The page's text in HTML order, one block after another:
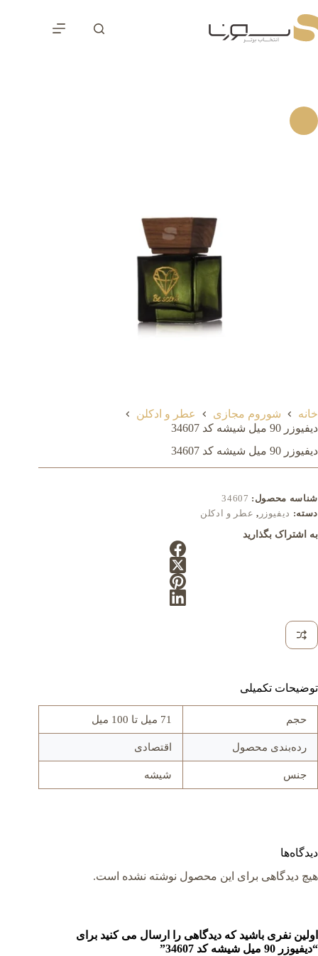
به
محتوا
خانه شوروم مجازی
عطر و ادکلن
دیفیوزر 90 میل شيشه کد 34607
دیفیوزر 90 میل شيشه کد 34607
شناسه محصول: 34607
دسته: دیفیوزر , عطر و ادکلن
به اشتراک بگذارید
توضیحات تکمیلی
حجم 71 میل تا 100 میل
رده‌بندی محصول اقتصادی
جنس شيشه
دیدگاه‌ها
هیچ دیدگاهی برای این محصول نوشته نشده است.
اولین نفری باشید که دیدگاهی را ارسال می کنید برای
“دیفیوزر 90 میل شيشه کد 34607”